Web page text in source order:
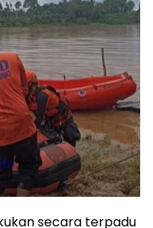
secara terpadu